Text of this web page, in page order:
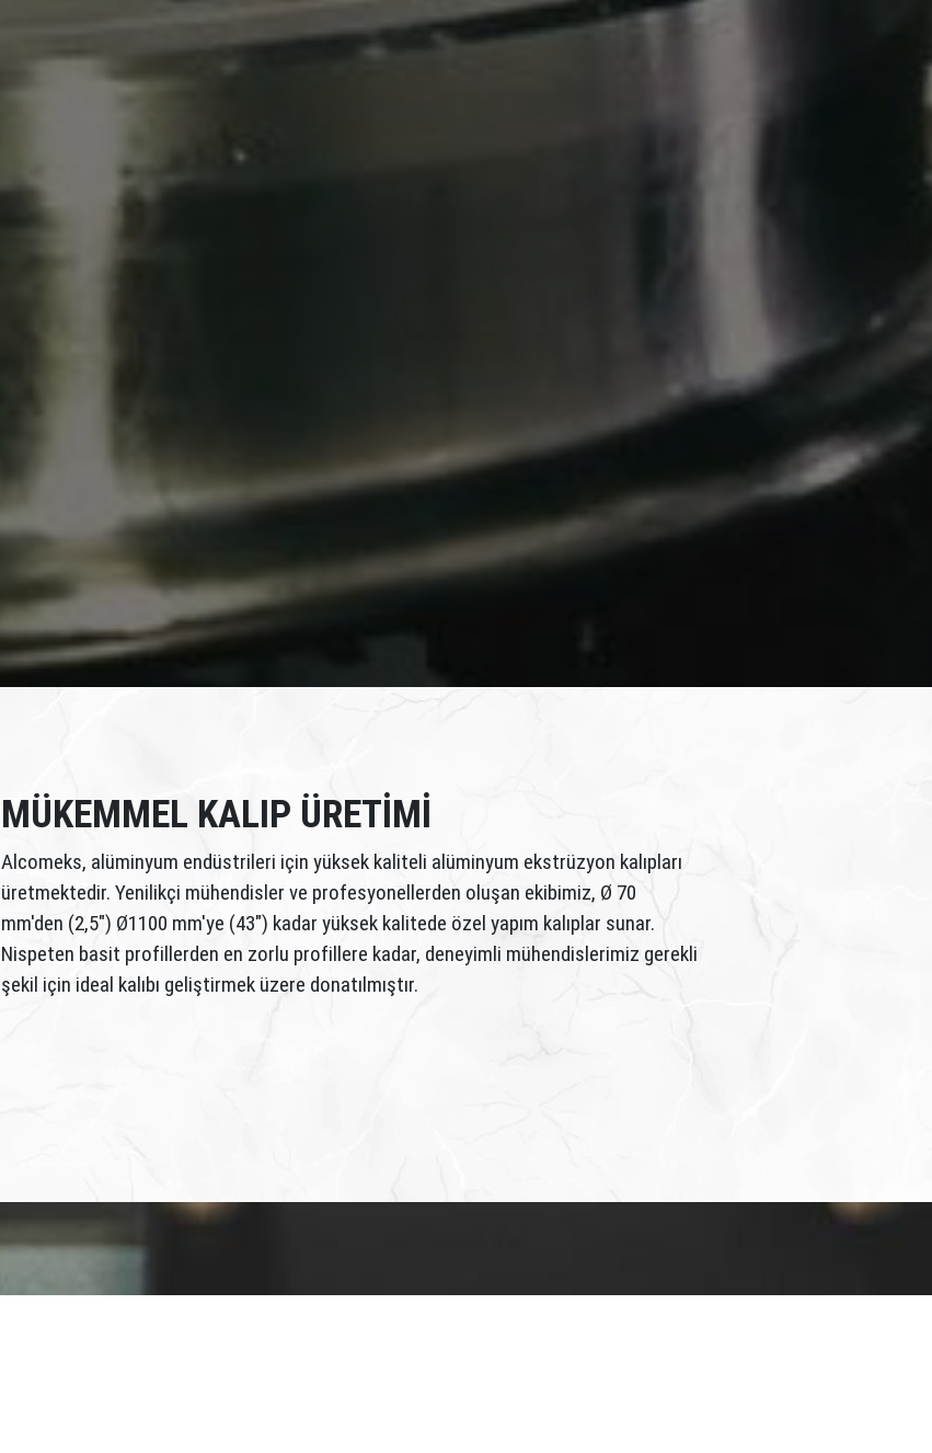
MÜKEMMEL KALIP ÜRETİMİ
Alcomeks, alüminyum endüstrileri için yüksek kaliteli alüminyum ekstrüzyon kalıpları
üretmektedir. Yenilikçi mühendisler ve profesyonellerden oluşan ekibimiz, Ø 70
mm'den (2,5") Ø1100 mm'ye (43") kadar yüksek kalitede özel yapım kalıplar sunar.
Nispeten basit profillerden en zorlu profillere kadar, deneyimli mühendislerimiz gerekli
şekil için ideal kalıbı geliştirmek üzere donatılmıştır.